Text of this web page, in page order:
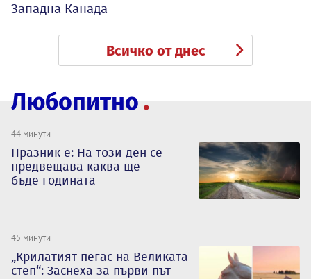
Западна Канада
Всичко от днес
Любопитно
44 минути
Празник е: На този ден се
предвещава каква ще
бъде годината
45 минути
„Крилатият пегас на Великата
степ“: Заснеха за първи път